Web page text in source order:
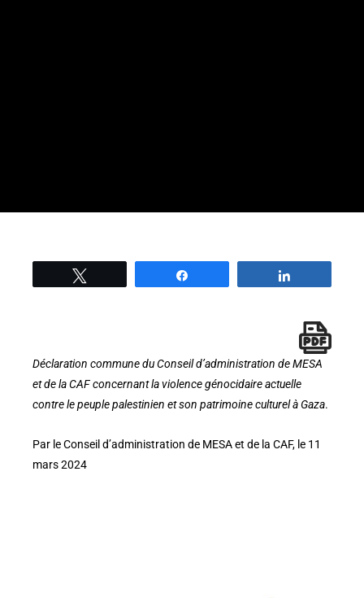
Déclaration commune du Conseil d’administration de MESA
et de la CAF concernant la violence génocidaire actuelle
contre le peuple palestinien et son patrimoine culturel à Gaza.
Par le Conseil d’administration de MESA et de la CAF, le 11
mars 2024